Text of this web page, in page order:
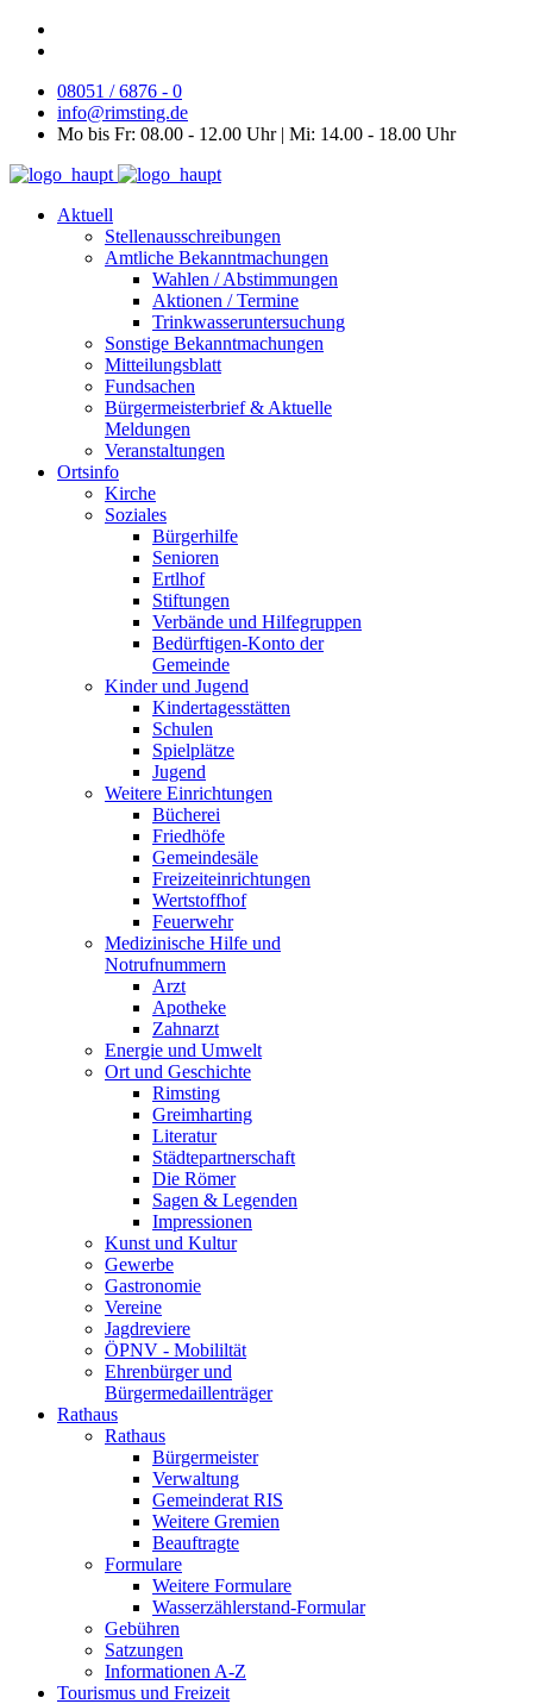
08051 / 6876 - 0
info@rimsting.de
Mo bis Fr: 08.00 - 12.00 Uhr | Mi: 14.00 - 18.00 Uhr
Aktuell
Stellenausschreibungen
Amtliche Bekanntmachungen
Wahlen / Abstimmungen
Aktionen / Termine
Trinkwasseruntersuchung
Sonstige Bekanntmachungen
Mitteilungsblatt
Fundsachen
Bürgermeisterbrief & Aktuelle
Meldungen
Veranstaltungen
Ortsinfo
Kirche
Soziales
Bürgerhilfe
Senioren
Ertlhof
Stiftungen
Verbände und Hilfegruppen
Bedürftigen-Konto der
Gemeinde
Kinder und Jugend
Kindertagesstätten
Schulen
Spielplätze
Jugend
Weitere Einrichtungen
Bücherei
Friedhöfe
Gemeindesäle
Freizeiteinrichtungen
Wertstoffhof
Feuerwehr
Medizinische Hilfe und
Notrufnummern
Arzt
Apotheke
Zahnarzt
Energie und Umwelt
Ort und Geschichte
Rimsting
Greimharting
Literatur
Städtepartnerschaft
Die Römer
Sagen & Legenden
Impressionen
Kunst und Kultur
Gewerbe
Gastronomie
Vereine
Jagdreviere
ÖPNV - Mobililtät
Ehrenbürger und
Bürgermedaillenträger
Rathaus
Rathaus
Bürgermeister
Verwaltung
Gemeinderat RIS
Weitere Gremien
Beauftragte
Formulare
Weitere Formulare
Wasserzählerstand-Formular
Gebühren
Satzungen
Informationen A-Z
Tourismus und Freizeit